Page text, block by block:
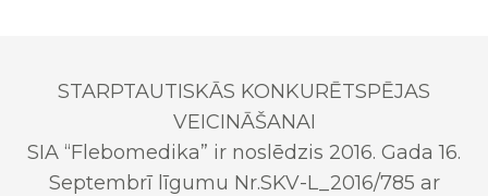
STARPTAUTISKĀS KONKURĒTSPĒJAS
VEICINĀŠANAI
SIA “Flebomedika” ir noslēdzis 2016. Gada 16.
Septembrī līgumu Nr.SKV-L_2016/785 ar